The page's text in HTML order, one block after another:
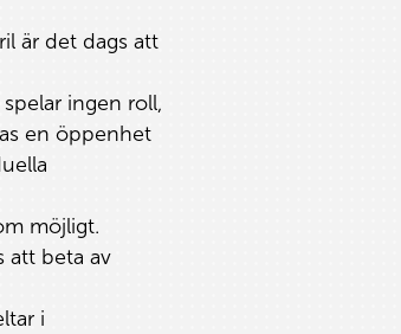
är det dags att
ingen roll,
en öppenhet
möjligt.
att beta av
i